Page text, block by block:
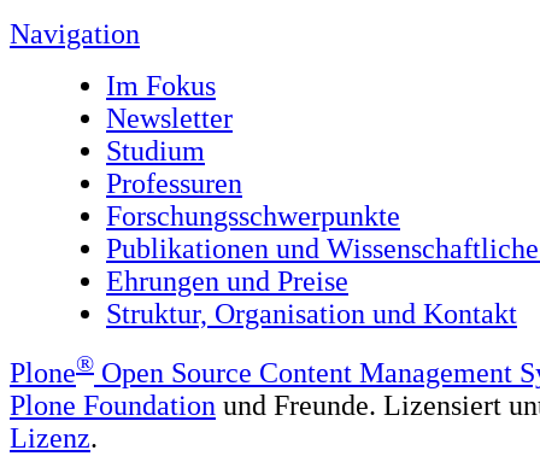
Navigation
Im Fokus
Newsletter
Studium
Professuren
Forschungsschwerpunkte
Publikationen und
Ehrungen und Preise
Struktur, Organisation und Kontakt
Plone® Open Source Content Management
Plone Foundation und Freunde. Lizensiert
Lizenz.